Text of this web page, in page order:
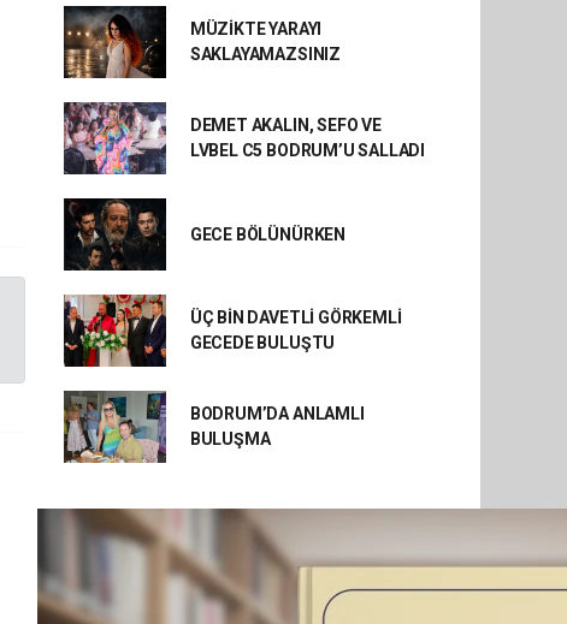
MÜZİKTE YARAYI
SAKLAYAMAZSINIZ
DEMET AKALIN, SEFO VE
LVBEL C5 BODRUM’U SALLADI
GECE BÖLÜNÜRKEN
ÜÇ BİN DAVETLİ GÖRKEMLİ
GECEDE BULUŞTU
BODRUM’DA ANLAMLI
BULUŞMA